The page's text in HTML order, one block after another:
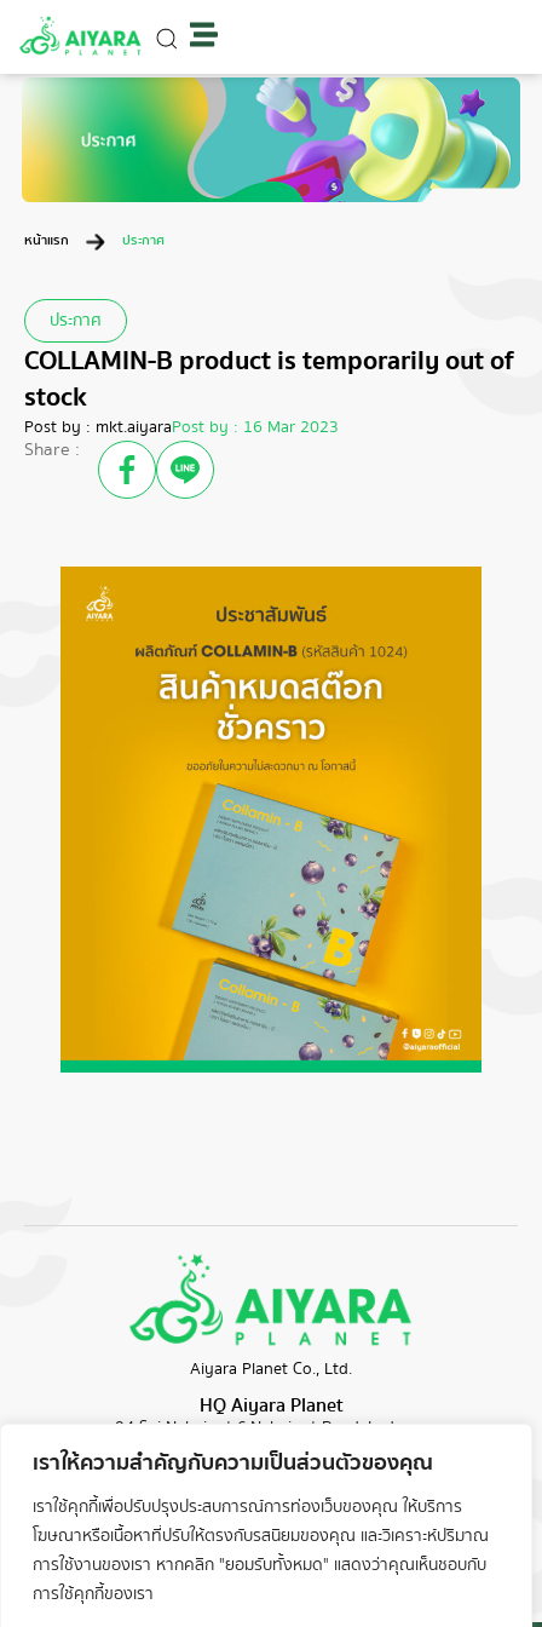
เราให้ความสำคัญกับความเป็นส่วนตัวของคุณ
เราใช้คุกกี้เพื่อปรับปรุงประสบการณ์การท่องเว็บของคุณ ให้บริการ
โฆษณาหรือเนื้อหาที่ปรับให้ตรงกับรสนิยมของคุณ และวิเคราะห์ปริมาณ
การใช้งานของเรา หากคลิก "ยอมรับทั้งหมด" แสดงว่าคุณเห็นชอบกับ
การใช้คุกกี้ของเรา
หน้าแรก ประกาศ
ประกาศ
COLLAMIN-B product is temporarily out of
stock
Post by : mkt.aiyaraPost by : 16 Mar 2023
Share :
Aiyara Planet Co., Ltd.
HQ Aiyara Planet
94 Soi​ Nakniwat 6,Nakniwat Road, Ladprao
Subdistrict, Ladprao District, Bangkok 10230, Thailand